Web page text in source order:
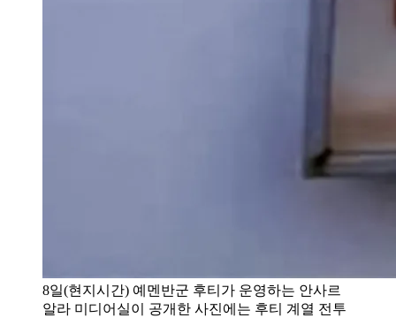
8일(현지시간) 예멘반군 후티가 운영하는 안사르
알라 미디어실이 공개한 사진에는 후티 계열 전투